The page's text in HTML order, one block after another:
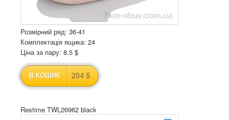
Розмірний ряд: 36-41
Комплектація ящика: 24
Ціна за пару: 8.5 $
В КОШИК 204 $
Restime TWL26962 black